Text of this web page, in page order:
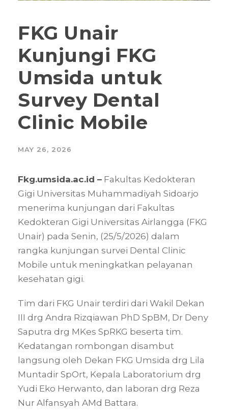
FKG Unair
Kunjungi FKG
Umsida untuk
Survey Dental
Clinic Mobile
MAY 26, 2026
Fkg.umsida.ac.id – Fakultas Kedokteran
Gigi Universitas Muhammadiyah Sidoarjo
menerima kunjungan dari Fakultas
Kedokteran Gigi Universitas Airlangga (FKG
Unair) pada Senin, (25/5/2026) dalam
rangka kunjungan survei Dental Clinic
Mobile untuk meningkatkan pelayanan
kesehatan gigi.
Tim dari FKG Unair terdiri dari Wakil Dekan
III drg Andra Rizqiawan PhD SpBM, Dr Deny
Saputra drg MKes SpRKG beserta tim.
Kedatangan rombongan disambut
langsung oleh Dekan FKG Umsida drg Lila
Muntadir SpOrt, Kepala Laboratorium drg
Yudi Eko Herwanto, dan laboran drg Reza
Nur Alfansyah AMd Battara.